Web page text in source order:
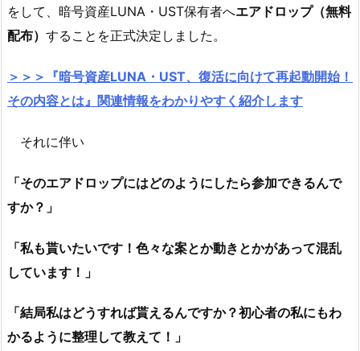
をして、暗号資産LUNA・UST保有者へエアドロップ（無料
配布） することを正式決定しました。
＞＞＞『暗号資産LUNA・UST、復活に向けて再起動開始！
その内容とは』関連情報をわかりやすく紹介します
それに伴い
「そのエアドロップにはどのようにしたら参加できるんで
すか？」
「私も貰いたいです！色々な案とか動きとかがあって混乱
しています！」
「結局私はどうすれば貰えるんですか？初心者の私にもわ
かるように整理して教えて！」